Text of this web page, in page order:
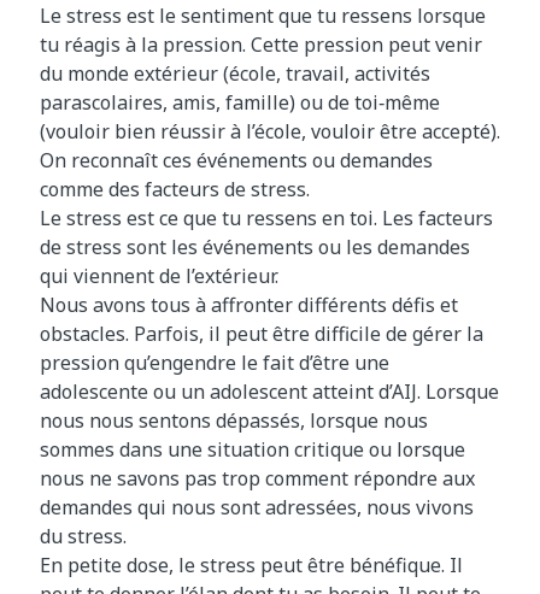
Le stress est le sentiment que tu ressens lorsque
tu réagis à la pression. Cette pression peut venir
du monde extérieur (école, travail, activités
parascolaires, amis, famille) ou de toi‑même
(vouloir bien réussir à l’école, vouloir être accepté).
On reconnaît ces événements ou demandes
comme des facteurs de stress.
Le stress est ce que tu ressens en toi. Les facteurs
de stress sont les événements ou les demandes
qui viennent de l’extérieur.
Nous avons tous à affronter différents défis et
obstacles. Parfois, il peut être difficile de gérer la
pression qu’engendre le fait d’être une
adolescente ou un adolescent atteint d’AIJ. Lorsque
nous nous sentons dépassés, lorsque nous
sommes dans une situation critique ou lorsque
nous ne savons pas trop comment répondre aux
demandes qui nous sont adressées, nous vivons
du stress.
En petite dose, le stress peut être bénéfique. Il